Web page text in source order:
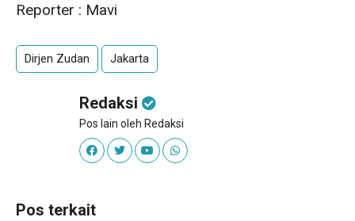
Reporter : Mavi
Dirjen Zudan Jakarta
Redaksi
Pos lain oleh Redaksi
Pos terkait